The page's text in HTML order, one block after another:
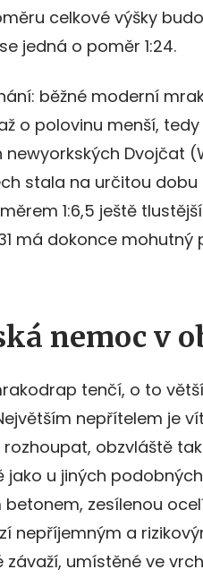
celkové výšky
jedná o poměr 1:24.
běžné moderní
o polovinu menší, tedy
newyorkských Dvojčat
stala na určitou
1:6,5 ještě
má dokonce mohutný
nemoc v
tenčí, o to
nepřítelem je
obzvláště
jako u jiných
betonem, zesílenou
nepříjemným a
závaží, umístěné ve